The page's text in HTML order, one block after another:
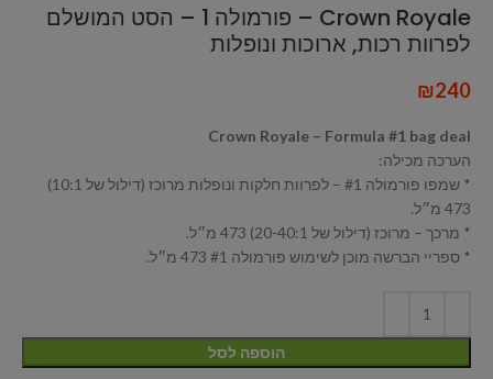
Crown Royale – פורמולה 1 – הסט המושלם
לפרוות רכות, ארוכות ונופלות
₪240
Crown Royale – Formula #1 bag deal
הערכה מכילה:
* שמפו פורמולה #1 – לפרוות חלקות ונופלות מרוכז (דילול של 10:1)
473 מ״ל.
* מרכך – מרוכז (דילול של 20-40:1) 473 מ״ל.
* ספריי הברשה מוכן לשימוש פורמולה #1 473 מ״לֹ.
הוספה לסל